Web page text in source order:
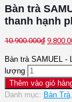
Bàn trà
thanh hạnh
10.900.000₫
Bàn trà SAMUEL -
lượng
Thêm vào giỏ
Danh mục: Bàn Trà,